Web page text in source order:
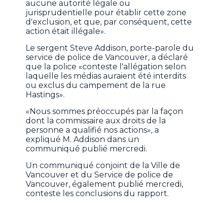
aucune autorité légale ou
jurisprudentielle pour établir cette zone
d'exclusion, et que, par conséquent, cette
action était illégale».
Le sergent Steve Addison, porte-parole du
service de police de Vancouver, a déclaré
que la police «conteste l'allégation selon
laquelle les médias auraient été interdits
ou exclus du campement de la rue
Hastings».
«Nous sommes préoccupés par la façon
dont la commissaire aux droits de la
personne a qualifié nos actions», a
expliqué M. Addison dans un
communiqué publié mercredi.
Un communiqué conjoint de la Ville de
Vancouver et du Service de police de
Vancouver, également publié mercredi,
conteste les conclusions du rapport.